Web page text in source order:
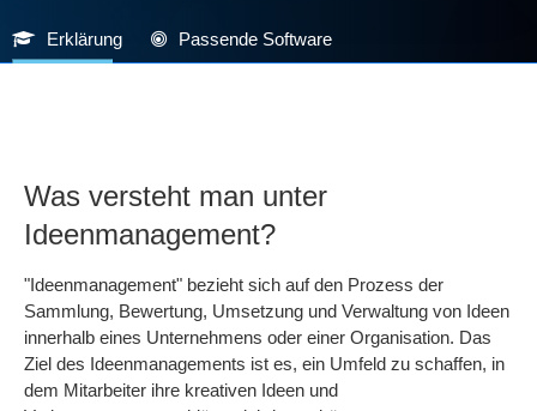
Erklärung Passende Software
Was versteht man unter
Ideenmanagement?
"Ideenmanagement" bezieht sich auf den Prozess der
Sammlung, Bewertung, Umsetzung und Verwaltung von Ideen
innerhalb eines Unternehmens oder einer Organisation. Das
Ziel des Ideenmanagements ist es, ein Umfeld zu schaffen, in
dem Mitarbeiter ihre kreativen Ideen und